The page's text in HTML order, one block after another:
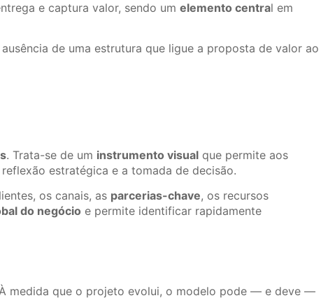
e captura valor, sendo um elemento central em
de uma estrutura que ligue a proposta de valor ao
. Trata-se de um instrumento visual que permite aos
estratégica e a tomada de decisão.
os canais, as parcerias-chave, os recursos
do negócio e permite identificar rapidamente
medida que o projeto evolui, o modelo pode — e deve —